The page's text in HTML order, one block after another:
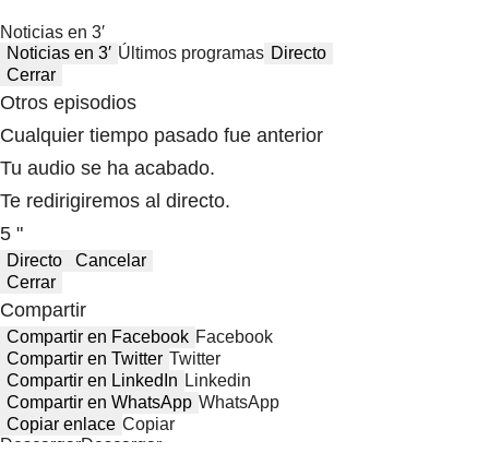
Noticias en 3′
Noticias en 3′ Últimos programas Directo
Cerrar
Otros episodios
Cualquier tiempo pasado fue anterior
Tu audio se ha acabado.
Te redirigiremos al directo.
5 "
Directo
Cancelar
Cerrar
Compartir
Compartir en Facebook Facebook
Compartir en Twitter Twitter
Compartir en LinkedIn Linkedin
Compartir en WhatsApp WhatsApp
Copiar enlace Copiar
DescargarDescargar